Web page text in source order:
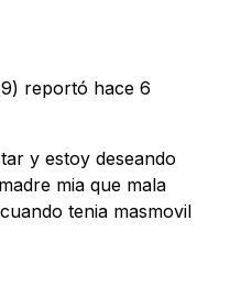
reportó hace 6
y estoy deseando
mia que mala
tenia masmovil